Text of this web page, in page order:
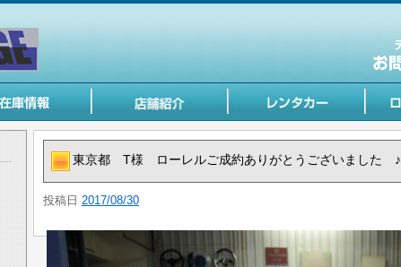
東京都 T様 ローレルご成約ありがとうございました ♪
投稿日 2017/08/30